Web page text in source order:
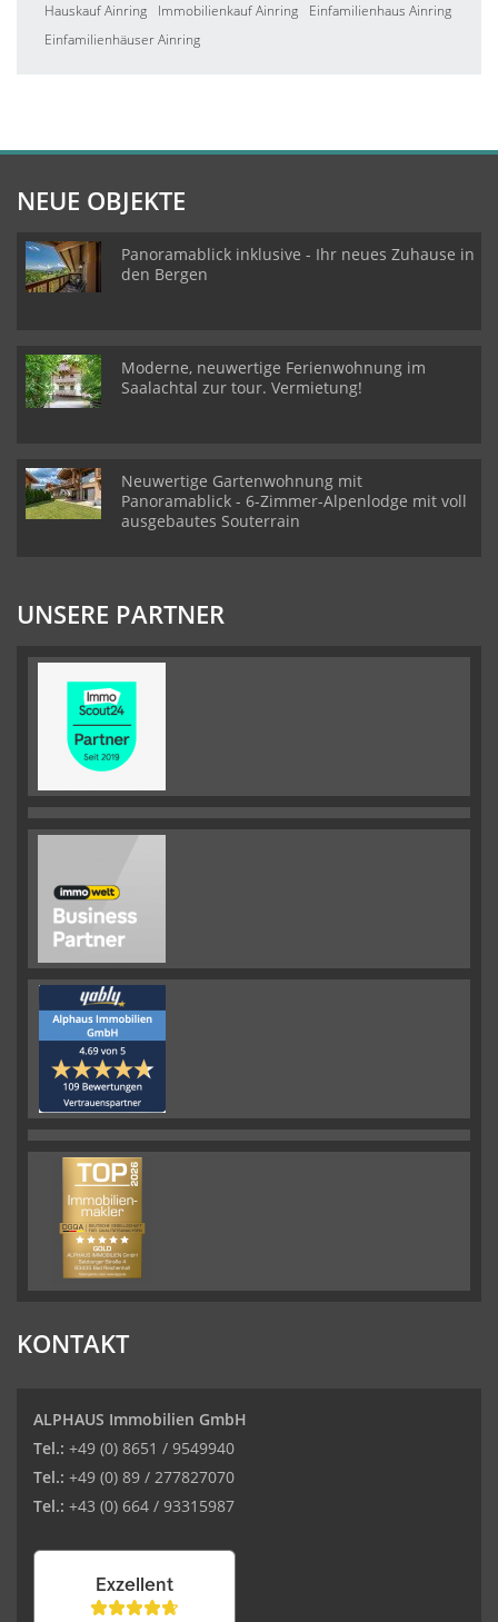
Hauskauf Ainring
Immobilienkauf Ainring
Einfamilienhaus Ainring
Einfamilienhäuser Ainring
NEUE OBJEKTE
Panoramablick inklusive - Ihr neues Zuhause in
den Bergen
Moderne, neuwertige Ferienwohnung im
Saalachtal zur tour. Vermietung!
Neuwertige Gartenwohnung mit
Panoramablick - 6-Zimmer-Alpenlodge mit voll
ausgebautes Souterrain
UNSERE PARTNER
KONTAKT
ALPHAUS Immobilien GmbH
Tel.: +49 (0) 8651 / 9549940
Tel.: +49 (0) 89 / 277827070
Tel.: +43 (0) 664 / 93315987